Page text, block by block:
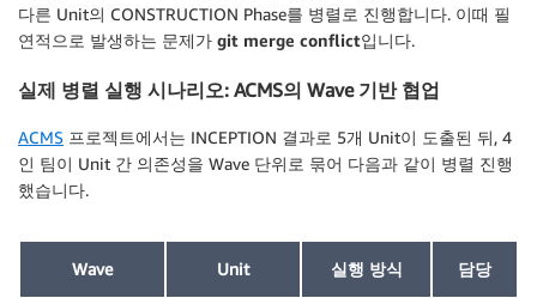
다른 Unit의 CONSTRUCTION Phase를 병렬로 진행합니다. 이때 필
연적으로 발생하는 문제가 git merge conflict입니다.
실제 병렬 실행 시나리오: ACMS의 Wave 기반 협업
ACMS 프로젝트에서는 INCEPTION 결과로 5개 Unit이 도출된 뒤, 4
인 팀이 Unit 간 의존성을 Wave 단위로 묶어 다음과 같이 병렬 진행
했습니다.
Wave Unit 실행 방식 담당